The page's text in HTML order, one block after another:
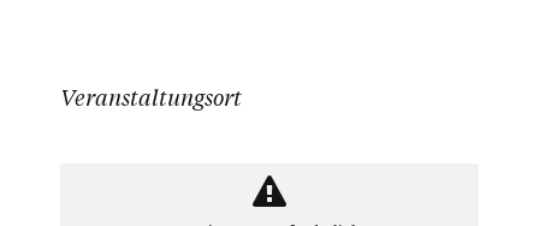
Veranstaltungsort